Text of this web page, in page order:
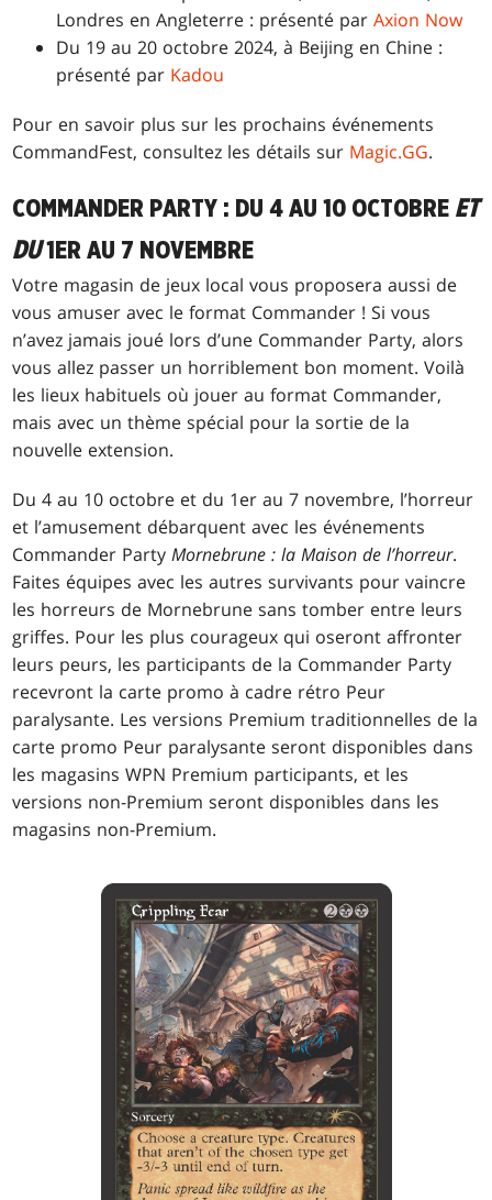
Londres en Angleterre : présenté parAxion Now
Du 19 au 20 octobre 2024, à Beijing en Chine :
présenté par Kadou
Pour en savoir plus sur les prochains événements
CommandFest, consultez les détails sur Magic.GG.
COMMANDER PARTY : DU 4 AU 10 OCTOBRE ET
DU1ER AU 7 NOVEMBRE
Votre magasin de jeux local vous proposera aussi de
vous amuser avec le format Commander ! Si vous
n’avez jamais joué lors d’une Commander Party, alors
vous allez passer un horriblement bon moment. Voilà
les lieux habituels où jouer au format Commander,
mais avec un thème spécial pour la sortie de la
nouvelle extension.
Du 4 au 10 octobre et du 1er au 7 novembre, l’horreur
et l’amusement débarquent avec les événements
Commander PartyMornebrune : la Maison de l’horreur.
Faites équipes avec les autres survivants pour vaincre
les horreurs de Mornebrune sans tomber entre leurs
griffes. Pour les plus courageux qui oseront affronter
leurs peurs, les participants de la Commander Party
recevront la carte promo à cadre rétro Peur
paralysante. Les versions Premium traditionnelles de la
carte promo Peur paralysante seront disponibles dans
les magasins WPN Premium participants, et les
versions non-Premium seront disponibles dans les
magasins non-Premium.